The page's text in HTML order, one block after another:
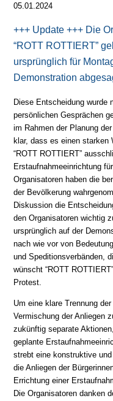
05.01.2024
+++ Update +++ Die
“ROTT ROTTIERT”
ursprünglich für
Demonstration
Diese Entscheidung wurde
persönlichen Gesprächen
im Rahmen der Planung
klar, dass es einen
“ROTT ROTTIERT”
Erstaufnahmeeinrichtung
Organisatoren haben die
der Bevölkerung
Diskussion die
den Organisatoren wichtig
ursprünglich auf der
nach wie vor von
und Speditionsverbänden,
wünscht “ROTT
Protest.
Um eine klare Trennung
Vermischung der Anliegen
zukünftig separate
geplante
strebt eine konstruktive
die Anliegen der
Errichtung einer
Die Organisatoren danken